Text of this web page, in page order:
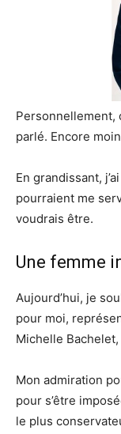
Personnellement,
parlé. Encore
En grandissant,
pourraient me
voudrais être.
Une femme
Aujourd’hui, je
pour moi,
Michelle
Mon admiration
pour s’être
le plus